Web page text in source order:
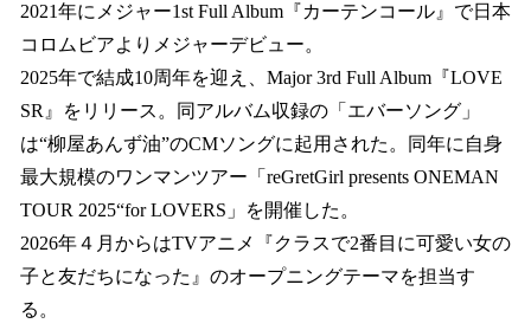
2021年にメジャー1st Full Album『カーテンコール』で日本
コロムビアよりメジャーデビュー。
2025年で結成10周年を迎え、Major 3rd Full Album『LOVE
SR』をリリース。同アルバム収録の「エバーソング」
は“柳屋あんず油”のCMソングに起用された。同年に自身
最大規模のワンマンツアー「reGretGirl presents ONEMAN
TOUR 2025“for LOVERS」を開催した。
2026年４月からはTVアニメ『クラスで2番目に可愛い女の
子と友だちになった』のオープニングテーマを担当す
る。